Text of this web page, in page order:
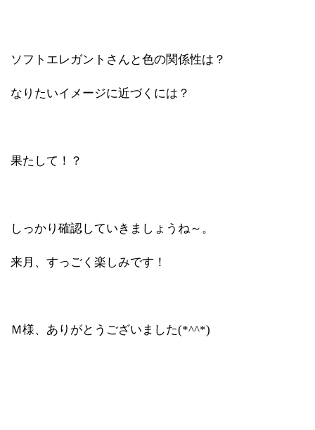
ソフトエレガントさんと色の関係性は？
なりたいイメージに近づくには？
果たして！？
しっかり確認していきましょうね～。
来月、すっごく楽しみです！
Ｍ様、ありがとうございました(*^^*)